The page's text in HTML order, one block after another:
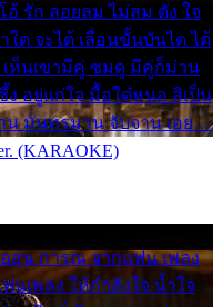
อ้ รัก ลอยลม ไม่สม ดัง ใจ
ใด จะได้ เลื่อนขั้นบันได ได้
เห็นเขามีคู่ ซมดู มีคู่ก็ม่วน
ง อยู่แก่ใจ มื้อใด๋หนอ สิเป็น
น มันทรมาน จับจาน เอย…
(KARAOKE)
อุ่น การุณ จากแฟน เพลง
นเพลง ให้กำลังใจ น้ำใจ